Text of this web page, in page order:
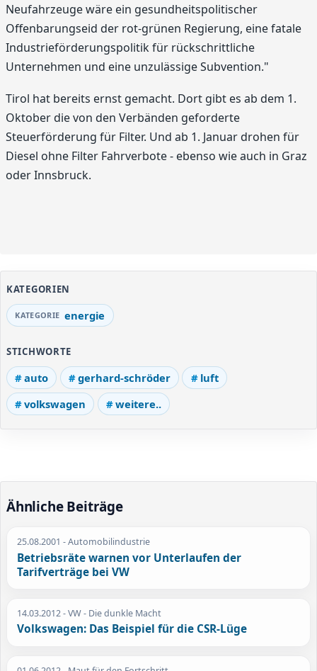
Neufahrzeuge wäre ein gesundheitspolitischer
Offenbarungseid der rot-grünen Regierung, eine fatale
Industrieförderungspolitik für rückschrittliche
Unternehmen und eine unzulässige Subvention."
Tirol hat bereits ernst gemacht. Dort gibt es ab dem 1.
Oktober die von den Verbänden geforderte
Steuerförderung für Filter. Und ab 1. Januar drohen für
Diesel ohne Filter Fahrverbote - ebenso wie auch in Graz
oder Innsbruck.
KATEGORIEN
energie
STICHWORTE
auto gerhard-schröder
luft
volkswagen
weitere..
Ähnliche Beiträge
25.08.2001 - Automobilindustrie
Betriebsräte warnen vor Unterlaufen der
Tarifverträge bei VW
14.03.2012- VW - Die dunkle Macht
Volkswagen: Das Beispiel für die CSR-Lüge